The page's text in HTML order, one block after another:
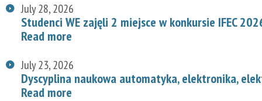
July 28, 2026
Studenci WE zajęli 2 miejsce w konkursie IFEC
Read more
July 23, 2026
Dyscyplina naukowa automatyka, elektronika,
Read more